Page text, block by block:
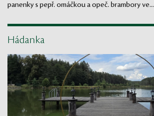
panenky s pepř. omáčkou a opeč. brambory ve...
Hádanka